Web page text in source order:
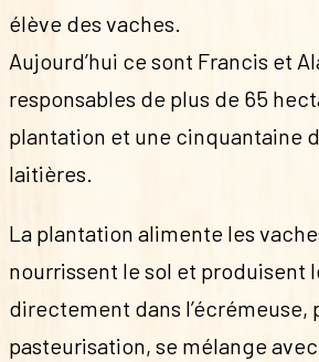
élève des vaches.
Aujourd’hui ce sont Francis et
responsables de plus de 65
plantation et une cinquantaine
laitières.
La plantation alimente les
nourrissent le sol et produisent
directement dans l’écrémeuse,
pasteurisation, se mélange